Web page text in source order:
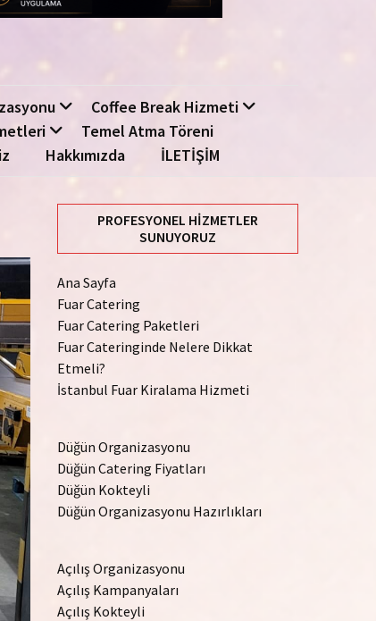
Coffee Break Hizmeti
Temel Atma Töreni
Hakkımızda İLETİŞİM
PROFESYONEL HIZMETLER
SUNUYORUZ
Ana Sayfa
Fuar Catering
Fuar Catering Paketleri
Fuar Cateringinde Nelere Dikkat
Etmeli?
İstanbul Fuar Kiralama Hizmeti
Düğün Organizasyonu
Düğün Catering Fiyatları
Düğün Kokteyli
Düğün Organizasyonu Hazırlıkları
Açılış Organizasyonu
Açılış Kampanyaları
Açılış Kokteyli